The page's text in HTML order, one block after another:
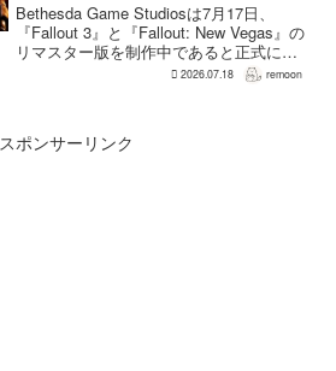
Bethesda Game Studiosは7月17日、
『Fallout 3』と『Fallout: New Vegas』の
リマスター版を制作中であると正式に発
表した。同社は今後のプロジェクトを紹
2026.07.18 remoon
スポンサーリンク